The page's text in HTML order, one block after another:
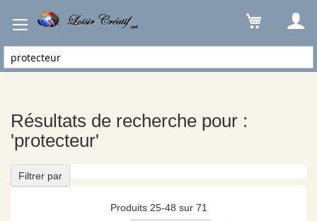
Résultats de recherche pour :
'protecteur'
Produits 25-48 sur 71
Filtrer par